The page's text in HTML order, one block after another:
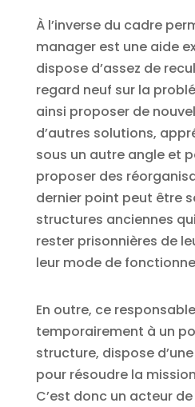
À l’inverse du cadre
manager est une aide
dispose d’assez de
regard neuf sur la
ainsi proposer de
d’autres solutions,
sous un autre angle et
proposer des
dernier point peut être
structures anciennes
rester prisonnières de
leur mode de
En outre, ce
temporairement à un
structure, dispose
pour résoudre la
C’est donc un acteur